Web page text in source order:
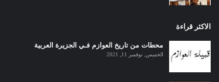
الاكثر قراءة
محطات من تاريخ العوازم فـي الجزيرة العربية
الخميس, نوفمبر 11, 2021